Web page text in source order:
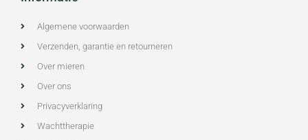
Algemene voorwaarden
Verzenden, garantie en retourneren
Over mieren
Over ons
Privacyverklaring
Wachttherapie